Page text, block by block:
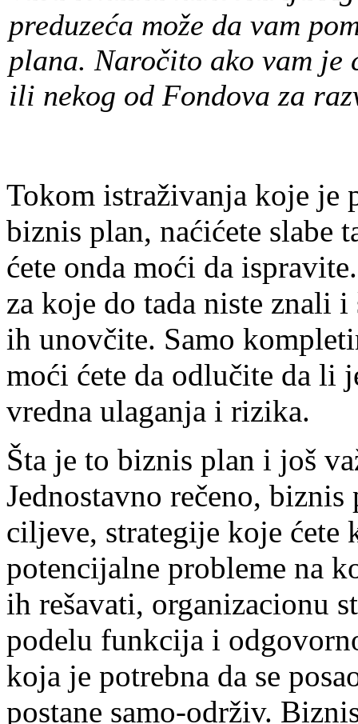
preduzeća može da vam
plana. Naročito ako vam
ili nekog od Fondova za
Tokom istraživanja koje je
biznis plan, naćićete slabe
ćete onda moći da
za koje do tada niste znali
ih unovčite. Samo
moći ćete da odlučite da li
vredna ulaganja i rizika.
Šta je to biznis plan i još
Jednostavno rečeno,
ciljeve, strategije koje
potencijalne probleme na
ih rešavati, organizacionu
podelu funkcija i
koja je potrebna da se
postane samo-održiv.